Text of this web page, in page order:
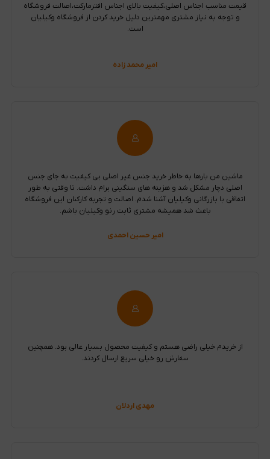
قیمت مناسب اجناس اصلی،کیفیت بالای اجناس افترمارکت،اصالت فروشگاه
و توجه به نیاز مشتری مهمترین دلیل خرید کردن از فروشگاه وکیلیان
است.
امیر محمد زاده
ماشین من بارها به خاطر خرید جنس غیر اصلی بی کیفیت به جای جنس
اصلی دچار مشکل شد و هزینه های سنگینی برام داشت. تا وقتی به طور
اتفاقی با بازرگانی وکیلیان آشنا شدم. اصالت و تجربه کارکنان این فروشگاه
باعث شد همیشه مشتری ثابت رنو وکیلیان باشم.
امیر حسین احمدی
از خریدم خیلی راضی هستم و کیفیت محصول بسیار عالی بود. همچنین
سفارش رو خیلی سریع ارسال کردند.
مهدی اردلان